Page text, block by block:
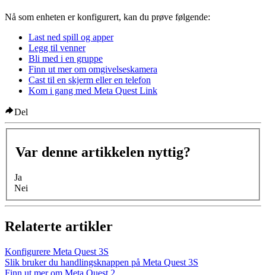
Nå som enheten er konfigurert, kan du prøve følgende:
Last ned spill og apper
Legg til venner
Bli med i en gruppe
Finn ut mer om omgivelseskamera
Cast til en skjerm eller en telefon
Kom i gang med Meta Quest Link
Del
Var denne artikkelen nyttig?
Ja
Nei
Relaterte artikler
Konfigurere Meta Quest 3S
Slik bruker du handlingsknappen på Meta Quest 3S
Finn ut mer om Meta Quest 2